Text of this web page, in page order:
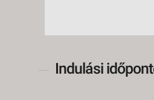
Indulási